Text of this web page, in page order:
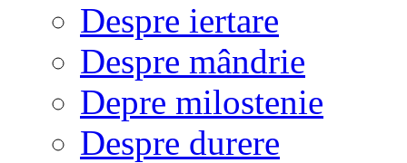
Despre iertare
Despre mândrie
Depre milostenie
Despre durere